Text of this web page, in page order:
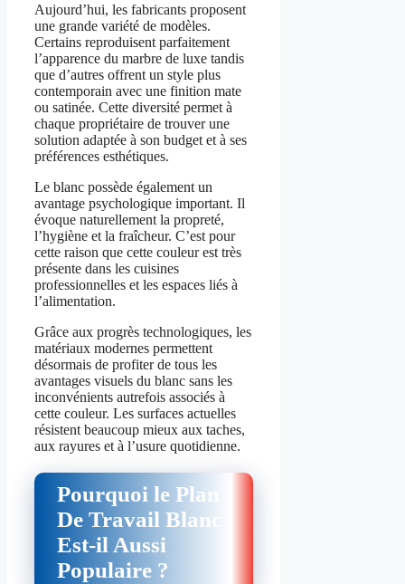
Aujourd’hui, les fabricants proposent
une grande variété de modèles.
Certains reproduisent parfaitement
l’apparence du marbre de luxe tandis
que d’autres offrent un style plus
contemporain avec une finition mate
ou satinée. Cette diversité permet à
chaque propriétaire de trouver une
solution adaptée à son budget et à ses
préférences esthétiques.
Le blanc possède également un
avantage psychologique important. Il
évoque naturellement la propreté,
l’hygiène et la fraîcheur. C’est pour
cette raison que cette couleur est très
présente dans les cuisines
professionnelles et les espaces liés à
l’alimentation.
Grâce aux progrès technologiques, les
matériaux modernes permettent
désormais de profiter de tous les
avantages visuels du blanc sans les
inconvénients autrefois associés à
cette couleur. Les surfaces actuelles
résistent beaucoup mieux aux taches,
aux rayures et à l’usure quotidienne.
Pourquoi le Plan
De Travail Blanc
Est-il Aussi
Populaire ?